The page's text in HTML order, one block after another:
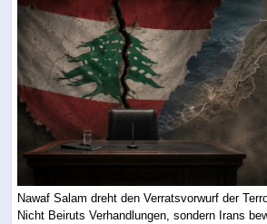
Nawaf Salam dreht den Verratsvorwurf der
Nicht Beiruts Verhandlungen, sondern Irans